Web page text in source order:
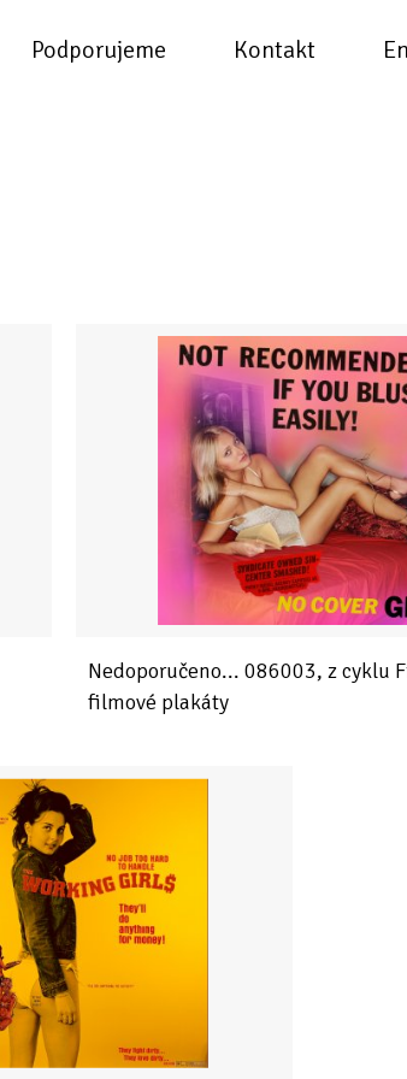
Podporujeme Kontakt
Nedoporučeno... 086003, z cyklu
filmové plakáty